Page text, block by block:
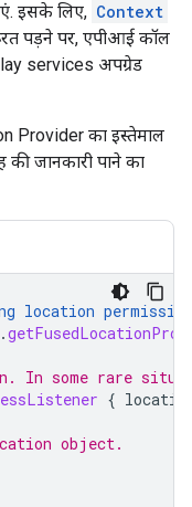
इसके लिए, Context
पड़ने पर, एपीआई कॉल
services अपग्रेड
Provider का इस्तेमाल
जानकारी पाने का
location
.
In some rare
{
object.